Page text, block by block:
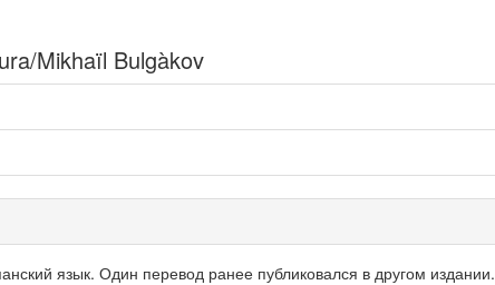
Mikhaïl Bulgàkov
язык. Один перевод ранее публиковался в другом издании.